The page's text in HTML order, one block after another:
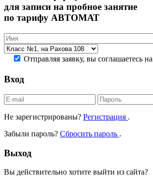
для записи на пробное занятие
по тарифу АВТОМАТ
Отправляя заявку, вы соглашаетесь на
Вход
Не зарегистрированы? Регистрация .
Забыли пароль? Сбросить пароль .
Выход
Вы действительно хотите выйти из сайта?